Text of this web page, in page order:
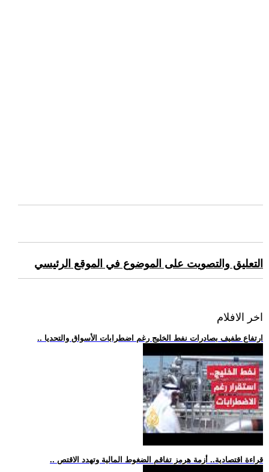
التعليق والتصويت على الموضوع في الموقع الرئيسي
اخر الافلام
.. ارتفاع طفيف بصادرات نفط الخليج رغم اضطرابات الأسواق والتحديا
.. قراءة اقتصادية.. أزمة هرمز تفاقم الضغوط المالية وتهدد الاقتص